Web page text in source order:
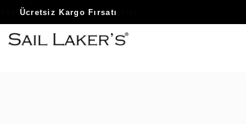
Sezon Sonu Fırsatlarını Keşfet